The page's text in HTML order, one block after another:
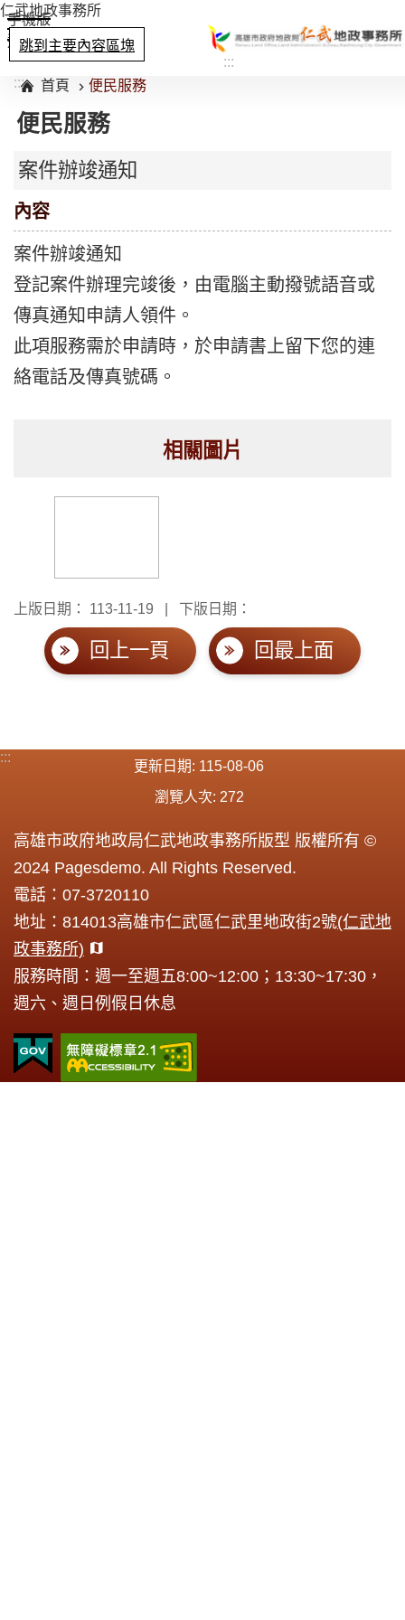
跳到主要內容區塊
手機版
選單
仁武地政事務所
:::
:::
首頁 便民服務
便民服務
案件辦竣通知
內容
案件辦竣通知
登記案件辦理完竣後，由電腦主動撥號語音或
傳真通知申請人領件。
此項服務需於申請時，於申請書上留下您的連
絡電話及傳真號碼。
相關圖片
上版日期： 113-11-19 下版日期：
回上一頁 回最上面
:::
更新日期
115-08-06
瀏覽人次 272
高雄市政府地政局仁武地政事務所版型 版權所有 ©
2024 Pagesdemo. All Rights Reserved.
電話：07-3720110
地址：814013高雄市仁武區仁武里地政街2號(仁武地
政事務所)
服務時間：週一至週五8:00~12:00；13:30~17:30，
週六、週日例假日休息